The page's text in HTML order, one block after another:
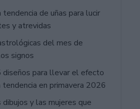
tendencia de uñas para lucir
y atrevidas
del mes de
signos
diseños para llevar el efecto
tendencia en primavera 2026
y las mujeres que